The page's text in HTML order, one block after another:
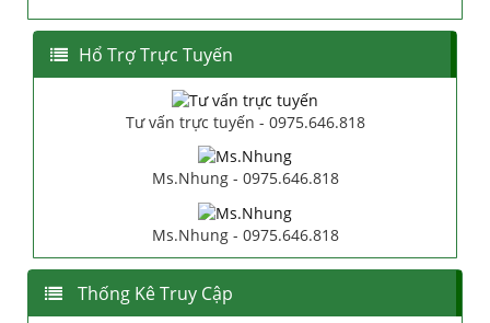
Hổ Trợ Trực Tuyến
Tư vấn trực tuyến - 0975.646.818
Ms.Nhung - 0975.646.818
Ms.Nhung - 0975.646.818
Thống Kê Truy Cập